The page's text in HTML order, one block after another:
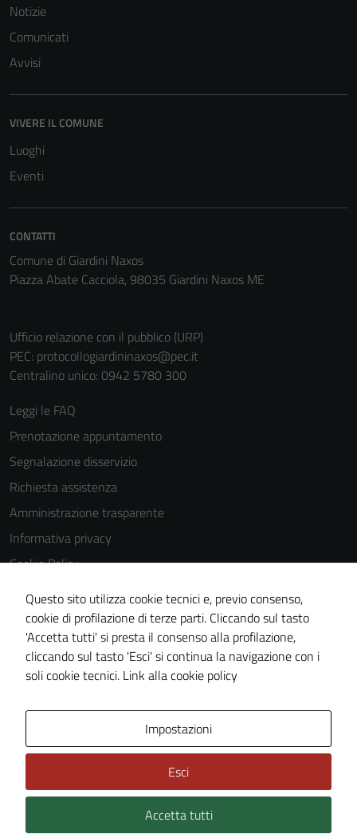
Notizie
Comunicati
Avvisi
VIVERE IL COMUNE
Luoghi
Eventi
CONTATTI
Comune di Giardini Naxos
Piazza Abate Cacciola, 98035 Giardini Naxos ME
Ufficio relazione con il pubblico (URP)
PEC: protocollogiardininaxos@pec.it
Centralino unico: 0942 5780 300
Leggi le FAQ
Prenotazione appuntamento
Segnalazione disservizio
Richiesta assistenza
Amministrazione trasparente
Informativa privacy
Cookie Policy
Dichiarazione di accessibilità
Obiettivi di accessibilità
Piano di miglioramento del sito
Technical Design s.r.l.
Questo sito utilizza cookie tecnici e, previo consenso,
cookie di profilazione di terze parti. Cliccando sul tasto
'Accetta tutti' si presta il consenso alla profilazione,
cliccando sul tasto 'Esci' si continua la navigazione con i
soli cookie tecnici. Link alla cookie policy
Impostazioni
Esci
Accetta tutti